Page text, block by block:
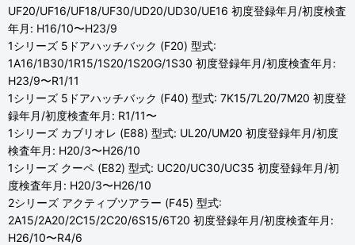
UF20/UF16/UF18/UF30/UD20/UD30/UE16 初度登録年月/初度検査
年月: H16/10〜H23/9
1シリーズ 5ドアハッチバック (F20) 型式:
1A16/1B30/1R15/1S20/1S20G/1S30 初度登録年月/初度検査年月:
H23/9〜R1/11
1シリーズ 5ドアハッチバック (F40) 型式: 7K15/7L20/7M20 初度登
録年月/初度検査年月: R1/11〜
1シリーズ カブリオレ (E88) 型式: UL20/UM20 初度登録年月/初度
検査年月: H20/3〜H26/10
1シリーズ クーペ (E82) 型式: UC20/UC30/UC35 初度登録年月/初
度検査年月: H20/3〜H26/10
2シリーズ アクティブツアラー (F45) 型式:
2A15/2A20/2C15/2C20/6S15/6T20 初度登録年月/初度検査年月:
H26/10〜R4/6